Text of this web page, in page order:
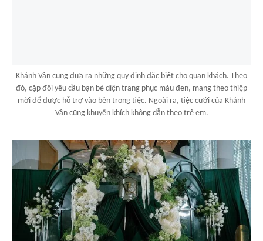
Khánh Vân cũng đưa ra những quy định đặc biệt cho quan khách. Theo
đó, cặp đôi yêu cầu bạn bè diện trang phục màu đen, mang theo thiệp
mời để được hỗ trợ vào bên trong tiệc. Ngoài ra, tiệc cưới của Khánh
Vân cũng khuyến khích không dẫn theo trẻ em.